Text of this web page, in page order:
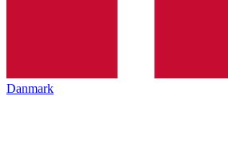
Danmark